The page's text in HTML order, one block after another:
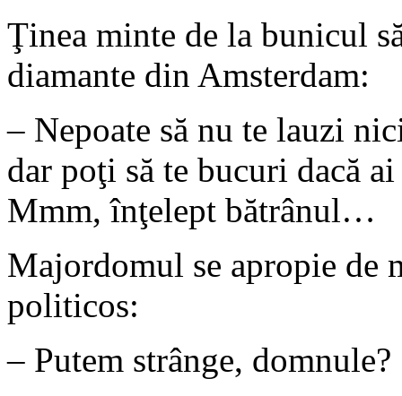
Ţinea minte de la bunicul
diamante din Amsterdam:
– Nepoate să nu te lauzi
dar poţi să te bucuri dacă
Mmm, înţelept bătrânul…
Majordomul se apropie de
politicos:
– Putem strânge, domnule?